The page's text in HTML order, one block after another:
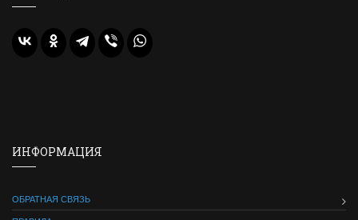
ИНФОРМАЦИЯ
ОБРАТНАЯ СВЯЗЬ